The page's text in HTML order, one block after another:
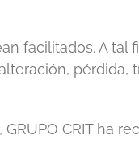
facilitados. A tal
pérdida,
CRIT ha